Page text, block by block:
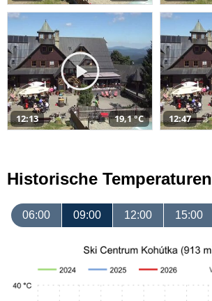
12:13 19,1 °C 12:47
Historische Temperaturen
06:00 09:00 12:00 15:00